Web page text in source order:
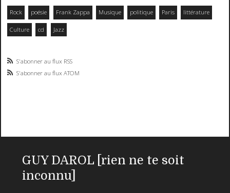
Rock poésie Frank Zappa Musique politique Paris littérature
Culture cd Jazz
S'abonner au flux RSS
S'abonner au flux ATOM
GUY DAROL [rien ne te soit
inconnu]